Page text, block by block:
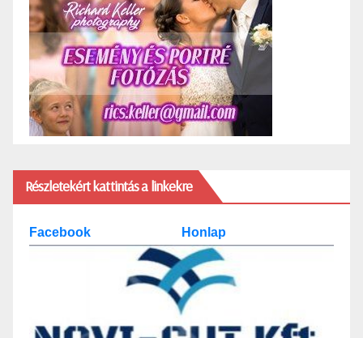
Részletekért kattintás a linkekre
Facebook Honlap